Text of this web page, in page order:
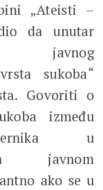
„Ateisti –
da unutar
javnog
sukoba“
Govoriti o
između
u
javnom
ako se u